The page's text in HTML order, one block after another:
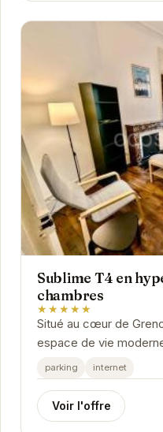
Sublime T4 en
chambres
★★★★★
Situé au cœur de
espace de vie
chambres peuvent
parking internet
Voir l'offre